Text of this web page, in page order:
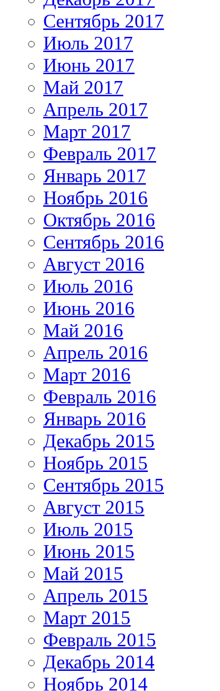
Сентябрь 2017
Июль 2017
Июнь 2017
Май 2017
Апрель 2017
Март 2017
Февраль 2017
Январь 2017
Ноябрь 2016
Октябрь 2016
Сентябрь 2016
Август 2016
Июль 2016
Июнь 2016
Май 2016
Апрель 2016
Март 2016
Февраль 2016
Январь 2016
Декабрь 2015
Ноябрь 2015
Сентябрь 2015
Август 2015
Июль 2015
Июнь 2015
Май 2015
Апрель 2015
Март 2015
Февраль 2015
Декабрь 2014
Ноябрь 2014